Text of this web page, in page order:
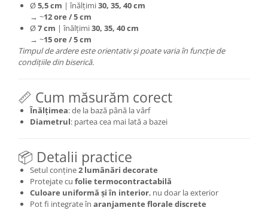
Ø5,5 cm | înălțimi30, 35, 40 cm
→ ~12 ore / 5 cm
Ø7 cm | înălțimi30, 35, 40 cm
→ ~15 ore / 5 cm
Timpul de ardere este orientativ și poate varia în funcție de
condițiile din biserică.
📏 Cum măsurăm corect
Înălțimea: de la bază până la vârf
Diametrul: partea cea mai lată a bazei
📦 Detalii practice
Setul conține2 lumânări decorate
Protejate cu folie termocontractabilă
Culoare uniformă și în interior, nu doar la exterior
Pot fi integrate în aranjamente florale discrete